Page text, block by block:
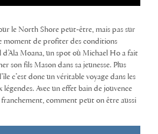
le North Shore peut-être, mais pas sur
moment de profiter des conditions
Moana, un spot où Michael Ho a fait
son fils Mason dans sa jeunesse. Plus
c’est donc un véritable voyage dans les
légendes. Avec un effet bain de jouvence
comment peut on être aussi